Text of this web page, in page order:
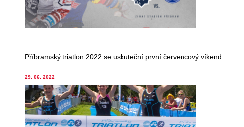
Příbramský triatlon 2022 se uskuteční první červencový víkend
29. 06. 2022